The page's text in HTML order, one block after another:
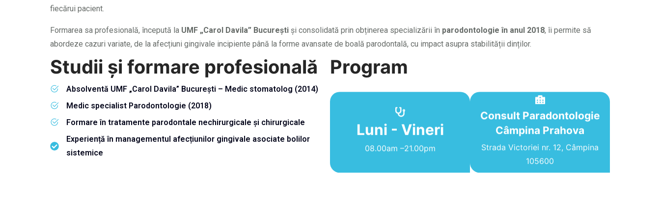
fiecărui pacient.
Formarea sa profesională, începută la UMF „Carol Davila” București și consolidată prin obținerea specializării în parodontologie în anul 2018, îi permite să
abordeze cazuri variate, de la afecțiuni gingivale incipiente până la forme avansate de boală parodontală, cu impact asupra stabilității dinților.
Studii și formare profesională
Absolventă UMF „Carol Davila” București – Medic stomatolog (2014)
Medic specialist Parodontologie (2018)
Formare în tratamente parodontale nechirurgicale și chirurgicale
Experiență în managementul afecțiunilor gingivale asociate bolilor
sistemice
Program
Luni - Vineri
Luni - Vineri
Consult Paradontologie
Câmpina Prahova
Strada Victoriei nr. 12, Câmpina
105600
Clinica Stomatologică HDS
Câmpina